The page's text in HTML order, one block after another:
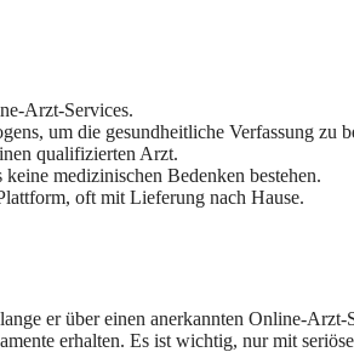
Arzt-Services.
um die gesundheitliche Verfassung zu
qualifizierten Arzt.
medizinischen Bedenken bestehen.
oft mit Lieferung nach Hause.
er über einen anerkannten Online-
erhalten. Es ist wichtig, nur mit